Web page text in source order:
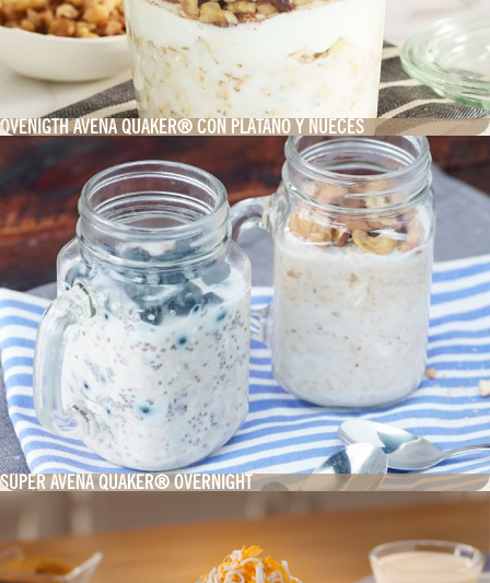
OVENIGTH AVENA QUAKER® CON PLÁTANO Y NUECES
SÚPER AVENA QUAKER® OVERNIGHT